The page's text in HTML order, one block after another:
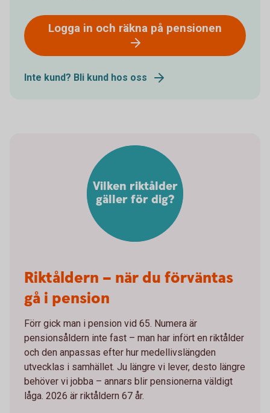
Logga in och räkna på pensionen
Inte kund? Bli kund hos oss
Vilken riktålder
gäller för dig?
Riktåldern – när du förväntas
gå i pension
Förr gick man i pension vid 65. Numera är
pensionsåldern inte fast – man har infört en riktålder
och den anpassas efter hur medellivslängden
utvecklas i samhället. Ju längre vi lever, desto längre
behöver vi jobba – annars blir pensionerna väldigt
låga. 2026 är riktåldern 67 år.